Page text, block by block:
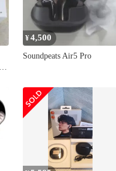
¥4,500
Soundpeats Air5 Pro